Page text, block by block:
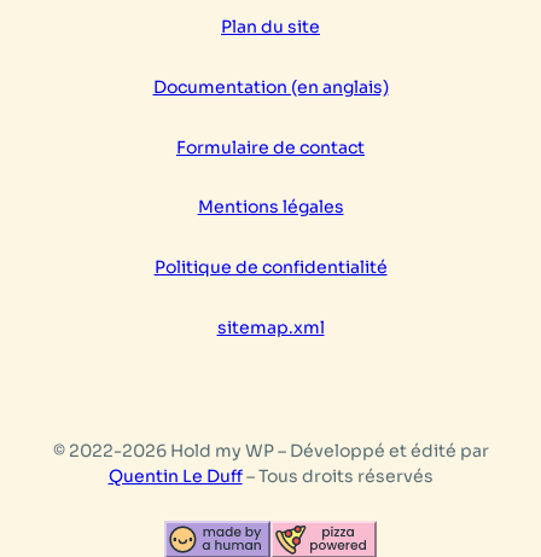
langue
Plan du site
Documentation (en anglais)
Formulaire de contact
Mentions légales
Politique de confidentialité
sitemap.xml
© 2022-2026 Hold my WP – Développé et édité par
Quentin Le Duff– Tous droits réservés